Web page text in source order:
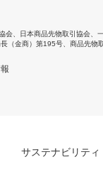
会 日本商品先物取引協会
（金商）第195号、商品先物
サステナビリティ